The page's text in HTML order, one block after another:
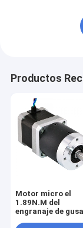
Productos
Motor micro el
1.89N.M del
engranaje de